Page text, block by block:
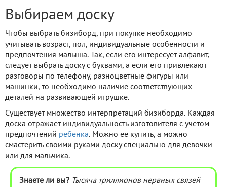
Выбираем доску
Чтобы выбрать бизиборд, при покупке необходимо
учитывать возраст, пол, индивидуальные особенности и
предпочтения малыша. Так, если его интересует алфавит,
следует выбрать доску с буквами, а если его привлекают
разговоры по телефону, разноцветные фигуры или
машинки, то необходимо наличие соответствующих
деталей на развивающей игрушке.
Существует множество интерпретаций бизиборда. Каждая
доска отражает индивидуальность изготовителя с учетом
предпочтений ребенка. Можно ее купить, а можно
смастерить своими руками доску специально для девочки
или для мальчика.
Знаете ли вы? Тысяча триллионов нервных связей